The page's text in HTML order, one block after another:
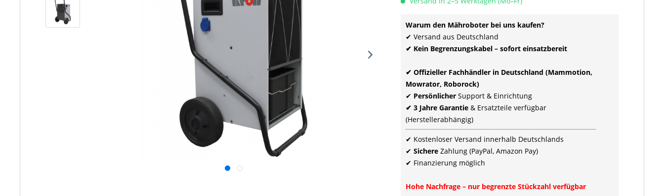
Warum den Mähroboter bei uns kaufen?
✔ Versand aus Deutschland
✔ Kein Begrenzungskabel – sofort einsatzbereit
✔ Offizieller Fachhändler in Deutschland (Mammotion,
Mowrator, Roborock)
✔ PersönlicherSupport & Einrichtung
✔ 3 Jahre Garantie & Ersatzteile verfügbar
(Herstellerabhängig)
✔ Kostenloser Versand innerhalb Deutschlands
✔SichereZahlung (PayPal, Amazon Pay)
✔ Finanzierung möglich
Hohe Nachfrage – nur begrenzte Stückzahl verfügbar